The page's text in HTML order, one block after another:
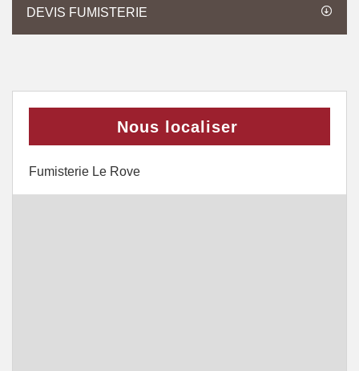
DEVIS FUMISTERIE
Nous localiser
Fumisterie Le Rove